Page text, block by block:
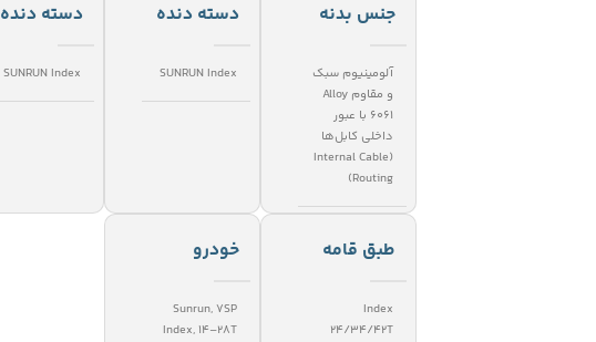
جنس بدنه
آلومینیوم سبک
و مقاوم Alloy
6061 با عبور
داخلی کابل‌ها
(Internal Cable
Routing)
دسته دنده
SUNRUN Index
دسته دنده
SUNRUN Index
طبق قامه
Index
24/34/42T
خودرو
Sunrun, 7SP
Index, 14–28T